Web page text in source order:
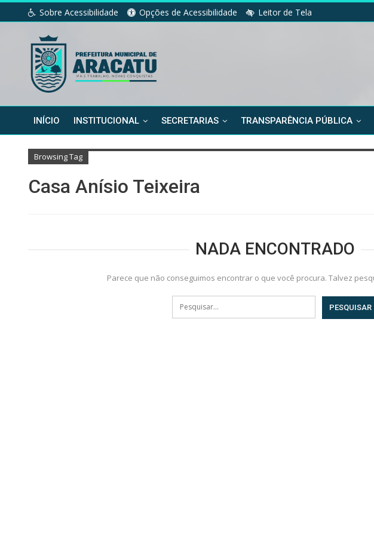
Sobre Acessibilidade Opções de Acessibilidade Leitor de Tela
INÍCIO INSTITUCIONAL SECRETARIAS TRANSPARÊNCIA PÚBLICA
Browsing Tag
Casa Anísio Teixeira
NADA ENCONTRADO
Parece que não conseguimos encontrar o que você procura. Talvez